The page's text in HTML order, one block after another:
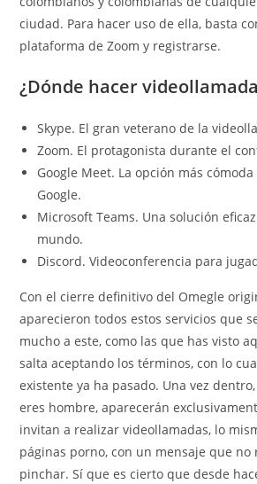
ciudad. Para hacer uso de ella, basta
plataforma de Zoom y registrarse.
¿Dónde hacer
Skype. El gran veterano de la
Zoom. El protagonista durante el
Google Meet. La opción más
Google.
Microsoft Teams. Una solución
mundo.
Discord. Videoconferencia para
Con el cierre definitivo del Omegle
aparecieron todos estos servicios que
mucho a este, como las que has visto
salta aceptando los términos, con lo
existente ya ha pasado. Una vez
eres hombre, aparecerán
invitan a realizar videollamadas, lo
páginas porno, con un mensaje que no
pinchar. Sí que es cierto que desde